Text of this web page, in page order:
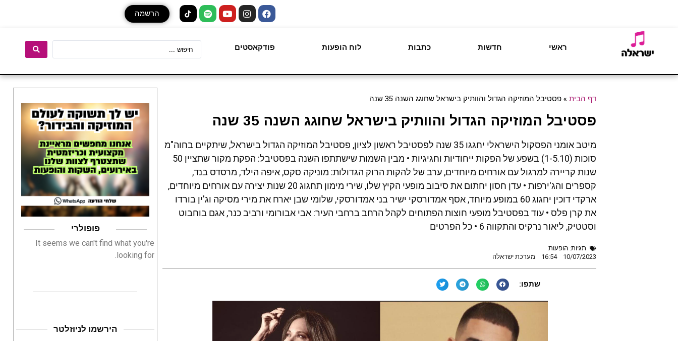
הרשמה
ראשי חדשות כתבות לוח הופעות פודקאסטים
דף הבית » פסטיבל המוזיקה הגדול והוותיק בישראל שחוגג השנה 35 שנה
פסטיבל המוזיקה הגדול והוותיק בישראל שחוגג השנה 35 שנה
מיטב אומני הפסקול הישראלי יחגגו 35 שנה לפסטיבל ראשון לציון, פסטיבל המוזיקה הגדול בישראל, שיתקיים בחוה"מ
סוכות (1-5.10) בשפע של הפקות ייחודיות וחגיגיות • מבין השמות שישתתפו השנה בפסטיבל: הפקת מקור שתציין 50
שנות קריירה למרגול עם אורחים מיוחדים, ערב של להקות הרוק הגדולות: מוניקה סקס, איפה הילד, מרסדס בנד,
קספרים והג'ירפות • עדן חסון יחתום את סיבוב מופעי הקיץ שלו, שירי מימון תחגוג 20 שנות יצירה עם אורחים מיוחדים,
ארקדי דוכין יחגוג 60 במופע מיוחד, אסף אמדורסקי ישיר בני אמדורסקי, שלומי שבן יארח את מירי מסיקה וג'ין בורדו
את קרן פלס • עוד בפסטיבל מופעי חוצות הפתוחים לקהל הרחב ברחבי העיר: אבי אבורומי ורביב כנר, אגם בוחבוט
וסטטיק, ליאור נרקיס והתקווה 6 • כל הפרטים
תגיות: הופעות
10/07/2023
16:54 מערכת ישראלה
שתפו:
פופולרי
It seems we can't find what you're
looking for.
הירשמו לניוזלטר